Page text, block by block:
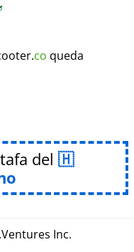
co queda
del
.Ventures Inc.